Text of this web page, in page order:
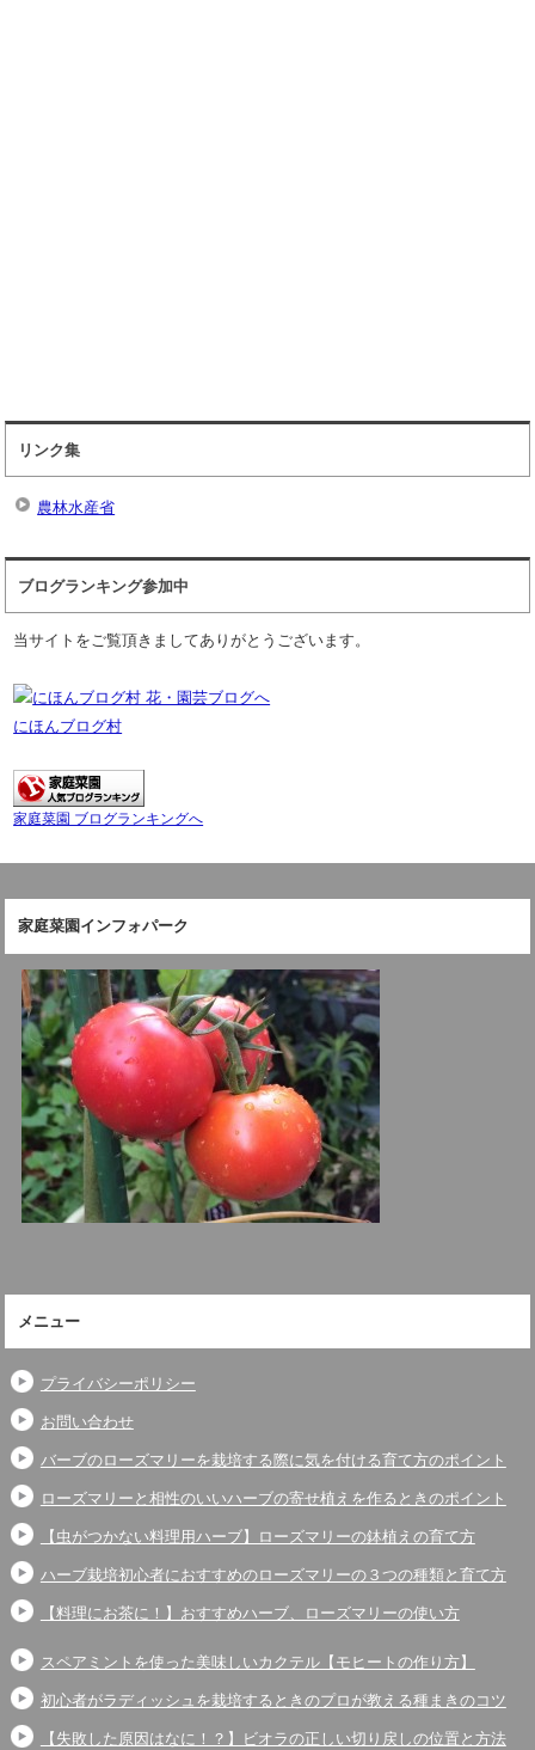
リンク集
農林水産省
ブログランキング参加中
当サイトをご覧頂きましてありがとうございます。
にほんブログ村
家庭菜園 ブログランキングへ
家庭菜園インフォパーク
メニュー
プライバシーポリシー
お問い合わせ
バーブのローズマリーを栽培する際に気を付ける育て方のポイント
ローズマリーと相性のいいハーブの寄せ植えを作るときのポイント
【虫がつかない料理用ハーブ】ローズマリーの鉢植えの育て方
ハーブ栽培初心者におすすめのローズマリーの３つの種類と育て方
【料理にお茶に！】おすすめハーブ、ローズマリーの使い方
スペアミントを使った美味しいカクテル【モヒートの作り方】
初心者がラディッシュを栽培するときのプロが教える種まきのコツ
【失敗した原因はなに！？】ビオラの正しい切り戻しの位置と方法